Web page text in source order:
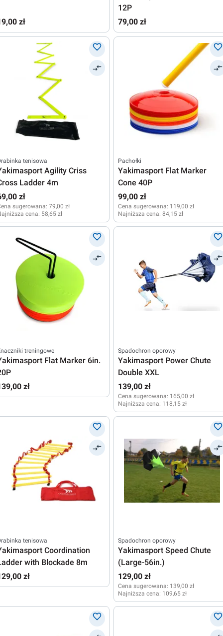
zł
12P
79,00 zł
tenisowa
Agility Criss
Ladder 4m
zł
sugerowana: 79,00 zł
cena: 58,65 zł
Pachołki
Yakimasport Flat Marker
Cone 40P
99,00 zł
Cena sugerowana: 119,00 zł
Najniższa cena: 84,15 zł
treningowe
Flat Marker 6in.
zł
Spadochron oporowy
Yakimasport Power Chute
Double XXL
139,00 zł
Cena sugerowana: 165,00 zł
Najniższa cena: 118,15 zł
tenisowa
Coordination
with Blockade 8m
zł
Spadochron oporowy
Yakimasport Speed Chute
(Large-56in.)
129,00 zł
Cena sugerowana: 139,00 zł
Najniższa cena: 109,65 zł